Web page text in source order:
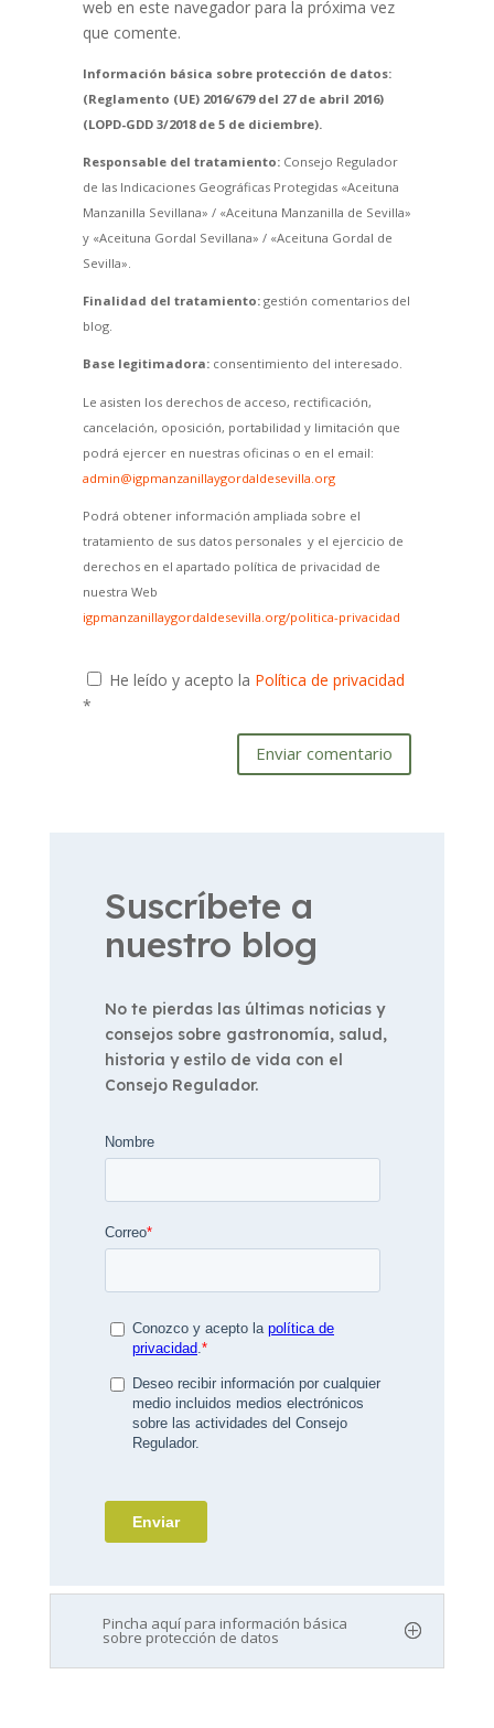
web en este navegador para la próxima vez
que comente.
Información básica sobre protección de datos:
(Reglamento (UE) 2016/679 del 27 de abril 2016)
(LOPD-GDD 3/2018 de 5 de diciembre).
Responsable del tratamiento:Consejo Regulador
de las Indicaciones Geográficas Protegidas «Aceituna
Manzanilla Sevillana» / «Aceituna Manzanilla de Sevilla»
y «Aceituna Gordal Sevillana» / «Aceituna Gordal de
Sevilla».
Finalidad del tratamiento:gestión comentarios del
blog.
Base legitimadora:consentimiento del interesado.
Le asisten los derechos de acceso, rectificación,
cancelación, oposición, portabilidad y limitación que
podrá ejercer en nuestras oficinas o en el email:
admin@igpmanzanillaygordaldesevilla.org
Podrá obtener información ampliada sobre el
tratamiento de sus datos personales y el ejercicio de
derechos en el apartado política de privacidad de
nuestra Web
igpmanzanillaygordaldesevilla.org/politica-privacidad
He leído y acepto la Política de privacidad
*
Enviar comentario
Suscríbete a
nuestro blog
No te pierdas las últimas noticias y
consejos sobre gastronomía, salud,
historia y estilo de vida con el
Consejo Regulador.
Pincha aquí para información básica
sobre protección de datos